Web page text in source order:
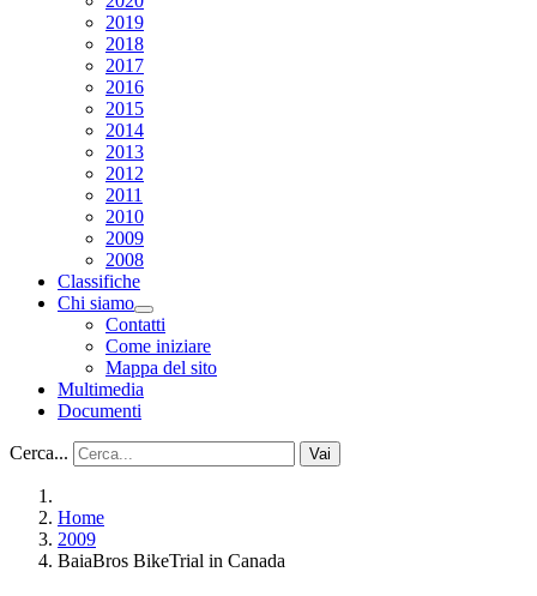
2019
2018
2017
2016
2015
2014
2013
2012
2011
2010
2009
2008
Classifiche
Chi siamo
Contatti
Come iniziare
Mappa del sito
Multimedia
Documenti
Cerca... Vai
Home
2009
BaiaBros BikeTrial in Canada